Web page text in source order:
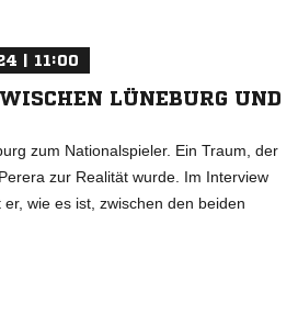
| 11:00
LÜNEBURG UND
zum Nationalspieler. Ein Traum, der
zur Realität wurde. Im Interview
er, wie es ist, zwischen den beiden